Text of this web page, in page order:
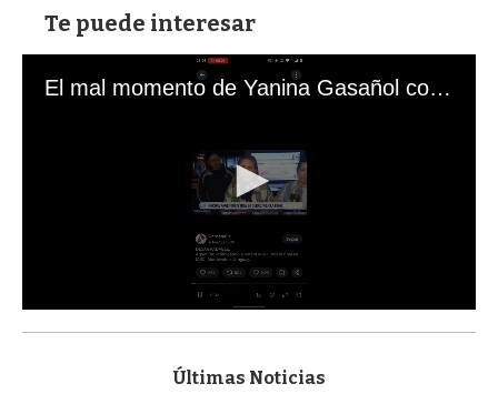
Te puede interesar
El mal momento de Yanina Gasañol con un hincha argentino en "Subrayado"
s
Últimas Noticias